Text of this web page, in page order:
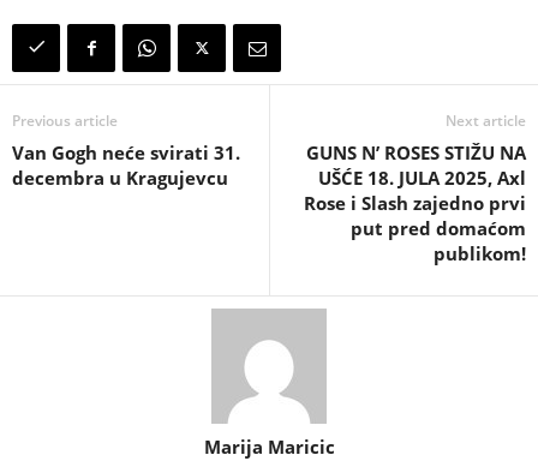
Previous article
Van Gogh neće svirati 31.
decembra u Kragujevcu
Next article
GUNS N’ ROSES STIŽU NA
UŠĆE 18. JULA 2025, Axl
Rose i Slash zajedno prvi
put pred domaćom
publikom!
Marija Maricic